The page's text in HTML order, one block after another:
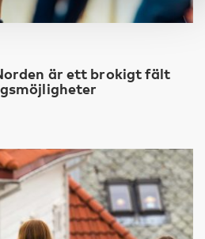
är ett brokigt fält